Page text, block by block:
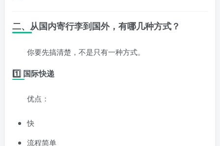
二、从国内寄行李到国外，有哪几种方式？
你要先搞清楚，不是只有一种方式。
1️⃣ 国际快递
优点：
快
流程简单